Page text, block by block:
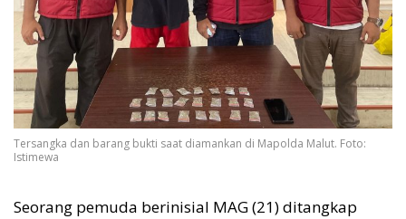
Tersangka dan barang bukti saat diamankan di Mapolda Malut. Foto:
Istimewa
Seorang pemuda berinisial MAG (21) ditangkap